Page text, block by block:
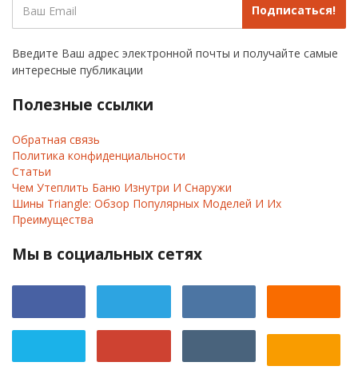
Подписаться!
Введите Ваш адрес электронной почты и получайте самые
интересные публикации
Полезные ссылки
Обратная связь
Политика конфиденциальности
Статьи
Чем Утеплить Баню Изнутри И Снаружи
Шины Triangle: Обзор Популярных Моделей И Их
Преимущества
Мы в социальных сетях